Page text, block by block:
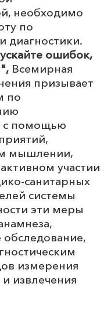
необходимо
по
диагностики.
ошибок,
Всемирная
призывает
по
с помощью
мышлении,
участии
санитарных
системы
эти меры
измерения
извлечения